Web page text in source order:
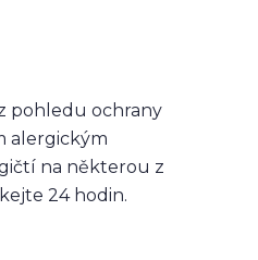
pohledu ochrany
alergickým
na některou z
24 hodin.